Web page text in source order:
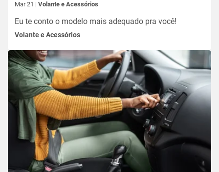
Mar 21 | Volante e Acessórios
Eu te conto o modelo mais adequado pra você!
Volante e Acessórios